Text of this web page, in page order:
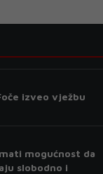
izveo vježbu
mogućnost da
slobodno i